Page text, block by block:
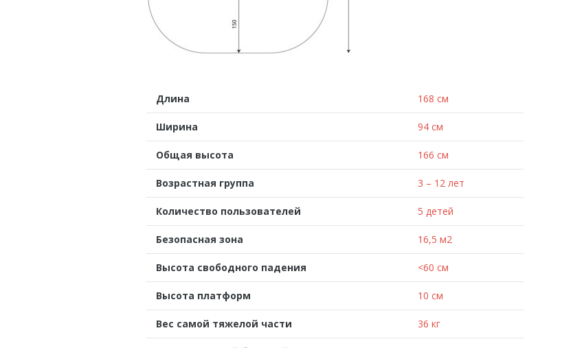
Длина 168 см
Ширина 94 см
Общая высота 166 см
Возрастная группа 3 – 12 лет
Количество пользователей 5 детей
Безопасная зона 16,5 м2
Высота свободного падения <60 см
Высота платформ 10 см
Вес самой тяжелой части 36 кг